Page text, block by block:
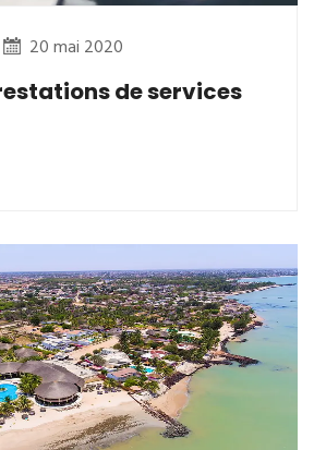
20 mai 2020
de services